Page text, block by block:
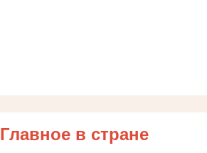
Главное в стране